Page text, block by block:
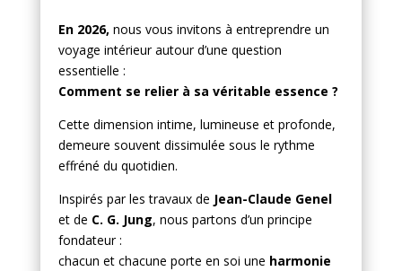
En 2026, nous vous invitons à entreprendre un
voyage intérieur autour d’une question
essentielle :
Comment se relier à sa véritable essence ?
Cette dimension intime, lumineuse et profonde,
demeure souvent dissimulée sous le rythme
effréné du quotidien.
Inspirés par les travaux de Jean-Claude Genel
et de C. G. Jung, nous partons d’un principe
fondateur :
chacun et chacune porte en soi une harmonie